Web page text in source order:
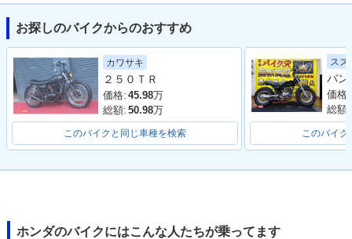
2006年 FTR トリコ
ロールカラー・カラ
ーチェンジ
2006年 FTR スタン
ダードカラー・カラ
ーチェンジ
2005年 FTR トリコ
ロールカラー・カラ
ーチェンジ
チェンジ
ーチェンジ
お探しのバイクからのおすすめ
カワサキ
２５０ＴＲ
価格: 45.98万
総額: 50.98万
このバイクと同じ車種を検索
スズ
価格:
総額:
このバイク
ホンダのバイクにはこんな人たちが乗ってます